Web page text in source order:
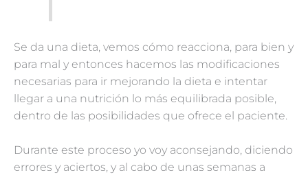
Se da una dieta, vemos cómo reacciona, para bien y
para mal y entonces hacemos las modificaciones
necesarias para ir mejorando la dieta e intentar
llegar a una nutrición lo más equilibrada posible,
dentro de las posibilidades que ofrece el paciente.
Durante este proceso yo voy aconsejando, diciendo
errores y aciertos, y al cabo de unas semanas a